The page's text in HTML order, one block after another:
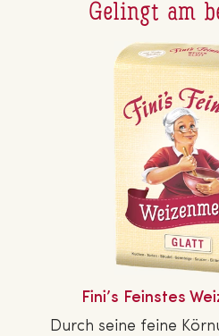
Gelingt am
Fini’s Feinstes
Durch seine feine